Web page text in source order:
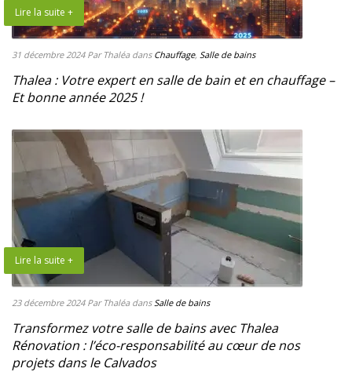
Lire la suite +
31 décembre 2024 Par Thaléa dans Chauffage, Salle de bains
Thalea : Votre expert en salle de bain et en chauffage –
Et bonne année 2025 !
Lire la suite +
23 décembre 2024 Par Thaléa dansSalle de bains
Transformez votre salle de bains avec Thalea
Rénovation : l’éco-responsabilité au cœur de nos
projets dans le Calvados